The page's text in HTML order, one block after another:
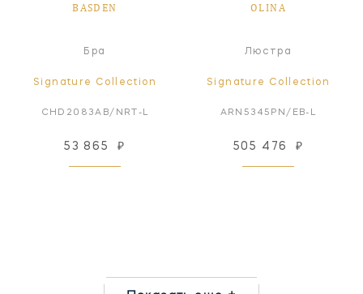
BASDEN
Бра
Signature Collection
CHD2083AB/NRT-L
53 865 ₽
OLINA
Люстра
Signature Collection
ARN5345PN/EB-L
505 476 ₽